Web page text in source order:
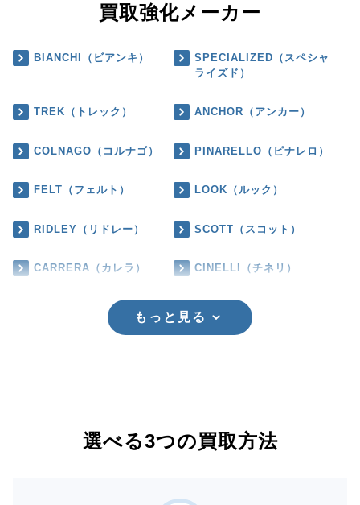
買取強化メーカー
BIANCHI（ビアンキ）
SPECIALIZED（スペシャ
ライズド）
TREK（トレック） ANCHOR（アンカー）
COLNAGO（コルナゴ） PINARELLO（ピナレロ）
FELT（フェルト） LOOK（ルック）
RIDLEY（リドレー） SCOTT（スコット）
CARRERA（カレラ） CINELLI（チネリ）
もっと見る
選べる3つの買取方法